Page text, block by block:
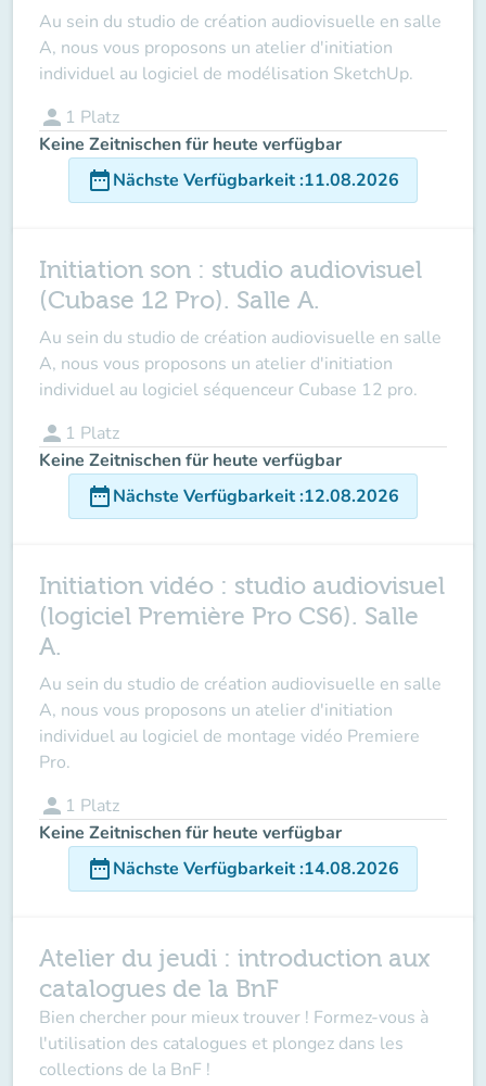
Au sein du studio de création audiovisuelle en salle
A, nous vous proposons un atelier d'initiation
individuel au logiciel de modélisation SketchUp.
person 1 Platz
Keine Zeitnischen für heute verfügbar
date_rangeNächste Verfügbarkeit:11.08.2026
Initiation son : studio audiovisuel
(Cubase 12 Pro). Salle A.
Au sein du studio de création audiovisuelle en salle
A, nous vous proposons un atelier d'initiation
individuel au logiciel séquenceur Cubase 12 pro.
person 1 Platz
Keine Zeitnischen für heute verfügbar
date_rangeNächste Verfügbarkeit:12.08.2026
Initiation vidéo : studio audiovisuel
(logiciel Première Pro CS6). Salle
A.
Au sein du studio de création audiovisuelle en salle
A, nous vous proposons un atelier d'initiation
individuel au logiciel de montage vidéo Premiere
Pro.
person 1 Platz
Keine Zeitnischen für heute verfügbar
date_rangeNächste Verfügbarkeit:14.08.2026
Atelier du jeudi : introduction aux
catalogues de la BnF
Bien chercher pour mieux trouver ! Formez-vous à
l'utilisation des catalogues et plongez dans les
collections de la BnF !